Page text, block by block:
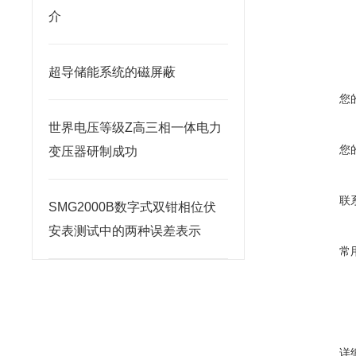
介
超导储能系统的磁屏蔽
世界电压等级Z高三相一体电力
变压器研制成功
SMG2000B数字式双钳相位伏
安表测试中的两种误差表示
您
您
联
常
详